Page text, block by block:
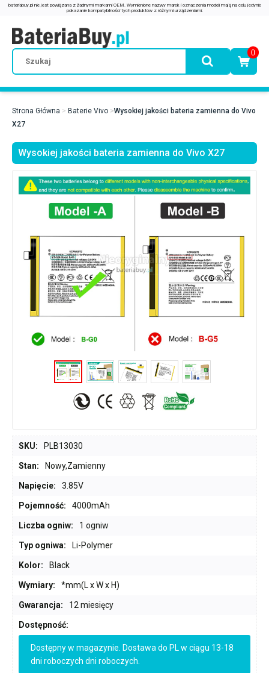
0
Strona Główna Baterie Vivo
Wysokiej jakości bateria zamienna do Vivo
X27
Wysokiej jakości bateria zamienna do Vivo X27
SKU: PLB13030
Stan: Nowy,Zamienny
Napięcie: 3.85V
Pojemność: 4000mAh
Liczba ogniw: 1 ogniw
Typ ogniwa: Li-Polymer
Kolor: Black
Wymiary: *mm(L x W x H)
Gwarancja: 12 miesięcy
Dostępność:
Dostępny w magazynie. Dostawa do PL w ciągu 13-18
dni roboczych dni roboczych.